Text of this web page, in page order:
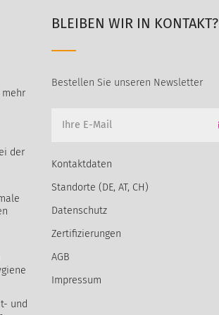
der
und
BLEIBEN WIR IN KONTAKT?
Bestellen Sie unseren Newsletter
Kontaktdaten
Standorte (DE, AT, CH)
Datenschutz
Zertifizierungen
AGB
Impressum